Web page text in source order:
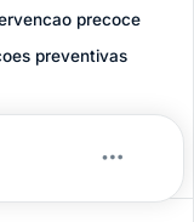
precoce
preventivas